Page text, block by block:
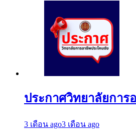
ประกาศวิทยาลัยการ
3 เดือน ago3 เดือน ago